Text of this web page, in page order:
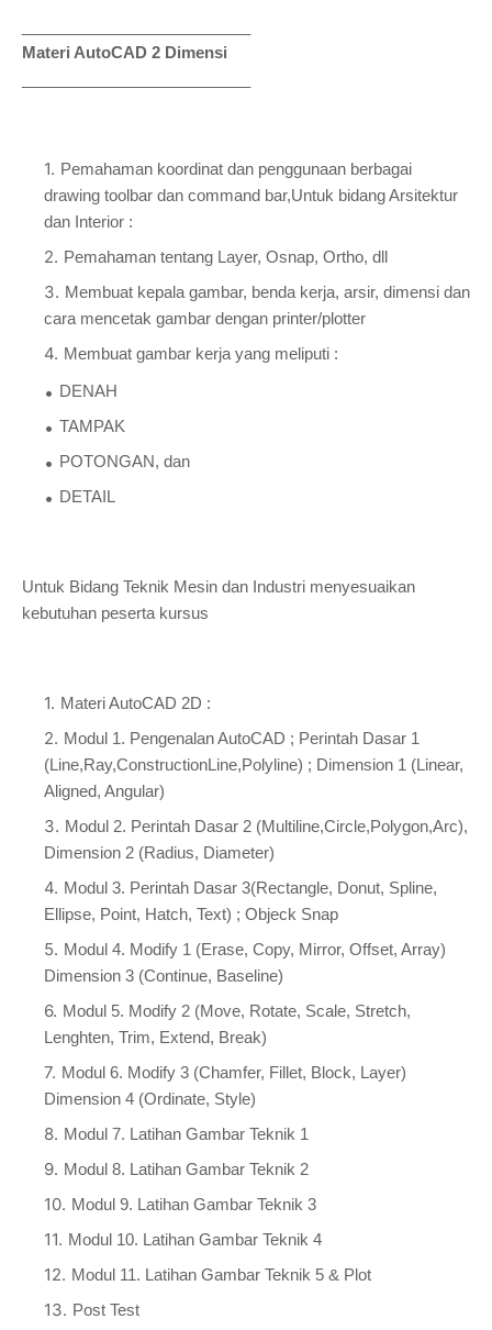
Materi AutoCAD 2 Dimensi
Pemahaman koordinat dan penggunaan berbagai
drawing toolbar dan command bar,Untuk bidang Arsitektur
dan Interior :
Pemahaman tentang Layer, Osnap, Ortho, dll
Membuat kepala gambar, benda kerja, arsir, dimensi dan
cara mencetak gambar dengan printer/plotter
Membuat gambar kerja yang meliputi :
DENAH
TAMPAK
POTONGAN, dan
DETAIL
Untuk Bidang Teknik Mesin dan Industri menyesuaikan
kebutuhan peserta kursus
Materi AutoCAD 2D :
Modul 1. Pengenalan AutoCAD ; Perintah Dasar 1
(Line,Ray,ConstructionLine,Polyline) ; Dimension 1 (Linear,
Aligned, Angular)
Modul 2. Perintah Dasar 2 (Multiline,Circle,Polygon,Arc),
Dimension 2 (Radius, Diameter)
Modul 3. Perintah Dasar 3(Rectangle, Donut, Spline,
Ellipse, Point, Hatch, Text) ; Objeck Snap
Modul 4. Modify 1 (Erase, Copy, Mirror, Offset, Array)
Dimension 3 (Continue, Baseline)
Modul 5. Modify 2 (Move, Rotate, Scale, Stretch,
Lenghten, Trim, Extend, Break)
Modul 6. Modify 3 (Chamfer, Fillet, Block, Layer)
Dimension 4 (Ordinate, Style)
Modul 7. Latihan Gambar Teknik 1
Modul 8. Latihan Gambar Teknik 2
Modul 9. Latihan Gambar Teknik 3
Modul 10. Latihan Gambar Teknik 4
Modul 11. Latihan Gambar Teknik 5 & Plot
Post Test